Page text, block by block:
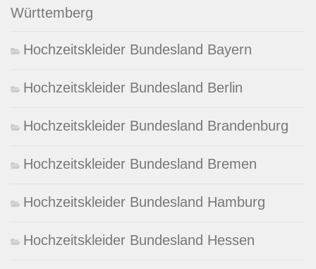
Württemberg
Hochzeitskleider Bundesland Bayern
Hochzeitskleider Bundesland Berlin
Hochzeitskleider Bundesland Brandenburg
Hochzeitskleider Bundesland Bremen
Hochzeitskleider Bundesland Hamburg
Hochzeitskleider Bundesland Hessen